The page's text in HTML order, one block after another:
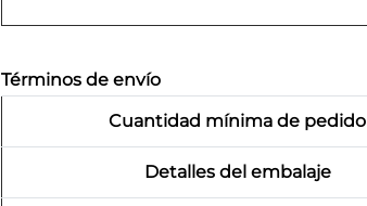
Términos de envío
Cuantidad mínima de pedido
Detalles del embalaje